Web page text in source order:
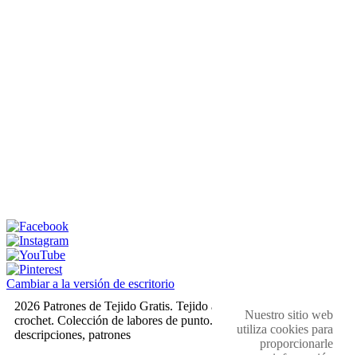
Cambiar a la versión de escritorio
2026 Patrones de Tejido Gratis. Tejido a dos agujas y
crochet. Colección de labores de punto. Muestras,
descripciones, patrones
Nuestro sitio web
utiliza cookies para
proporcionarle